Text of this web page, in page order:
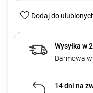
Dodaj do
Wysyłka w
Darmowa
14 dni na